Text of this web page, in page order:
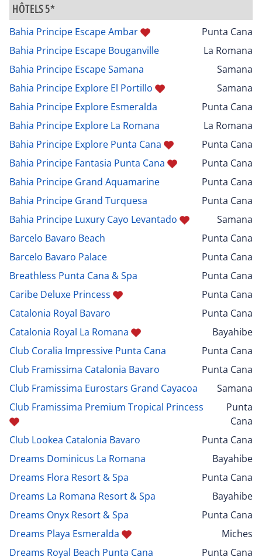
HÔTELS 5*
Bahia Principe Escape Ambar
Punta Cana
Bahia Principe Escape Bouganville
La Romana
Bahia Principe Escape Samana
Samana
Bahia Principe Explore El Portillo
Samana
Bahia Principe Explore Esmeralda
Punta Cana
Bahia Principe Explore La Romana
La Romana
Bahia Principe Explore Punta Cana
Punta Cana
Bahia Principe Fantasia Punta Cana
Punta Cana
Bahia Principe Grand Aquamarine
Punta Cana
Bahia Principe Grand Turquesa
Punta Cana
Bahia Principe Luxury Cayo Levantado
Samana
Barcelo Bavaro Beach
Punta Cana
Barcelo Bavaro Palace
Punta Cana
Breathless Punta Cana & Spa
Punta Cana
Caribe Deluxe Princess
Punta Cana
Catalonia Royal Bavaro
Punta Cana
Catalonia Royal La Romana
Bayahibe
Club Coralia Impressive Punta Cana
Punta Cana
Club Framissima Catalonia Bavaro
Punta Cana
Club Framissima Eurostars Grand Cayacoa
Samana
Club Framissima Premium Tropical Princess
Punta
Cana
Club Lookea Catalonia Bavaro
Punta Cana
Dreams Dominicus La Romana
Bayahibe
Dreams Flora Resort & Spa
Punta Cana
Dreams La Romana Resort & Spa
Bayahibe
Dreams Onyx Resort & Spa
Punta Cana
Dreams Playa Esmeralda
Miches
Dreams Royal Beach Punta Cana
Punta Cana